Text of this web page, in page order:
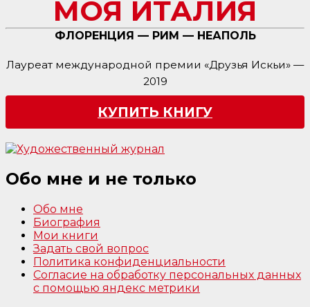
МОЯ ИТАЛИЯ
ФЛОРЕНЦИЯ — РИМ — НЕАПОЛЬ
Лауреат международной премии «Друзья Искьи» —
2019
КУПИТЬ КНИГУ
Обо мне и не только
Обо мне
Биография
Мои книги
Задать свой вопрос
Политика конфиденциальности
Согласие на обработку персональных данных
с помощью яндекс метрики